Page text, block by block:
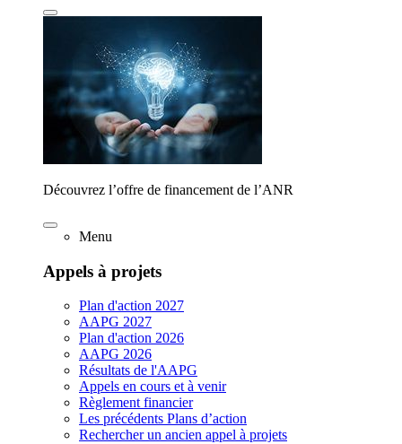
Découvrez l’offre de financement de l’ANR
Menu
Appels à projets
Plan d'action 2027
AAPG 2027
Plan d'action 2026
AAPG 2026
Résultats de l'AAPG
Appels en cours et à venir
Règlement financier
Les précédents Plans d’action
Rechercher un ancien appel à projets